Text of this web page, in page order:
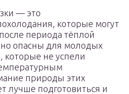
— это
которые могут
периода тёплой
опасны для молодых
которые не успели
природы этих
лучше подготовиться и